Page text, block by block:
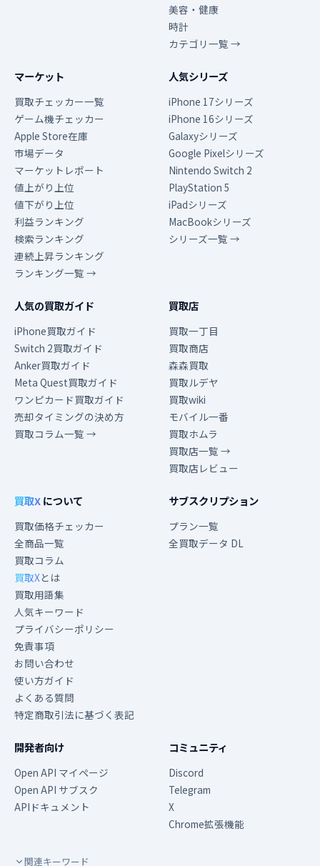
美容・健康
時計
カテゴリ一覧 →
マーケット
買取チェッカー一覧
ゲーム機チェッカー
Apple Store在庫
市場データ
マーケットレポート
値上がり上位
値下がり上位
利益ランキング
検索ランキング
連続上昇ランキング
ランキング一覧 →
人気シリーズ
iPhone 17シリーズ
iPhone 16シリーズ
Galaxyシリーズ
Google Pixelシリーズ
Nintendo Switch 2
PlayStation 5
iPadシリーズ
MacBookシリーズ
シリーズ一覧 →
人気の買取ガイド
iPhone買取ガイド
Switch 2買取ガイド
Anker買取ガイド
Meta Quest買取ガイド
ワンピカード買取ガイド
売却タイミングの決め方
買取コラム一覧 →
買取店
買取一丁目
買取商店
森森買取
買取ルデヤ
買取wiki
モバイル一番
買取ホムラ
買取店一覧 →
買取店レビュー
買取Xについて
買取価格チェッカー
全商品一覧
買取コラム
買取Xとは
買取用語集
人気キーワード
プライバシーポリシー
免責事項
お問い合わせ
使い方ガイド
よくある質問
特定商取引法に基づく表記
サブスクリプション
プラン一覧
全買取データ DL
開発者向け
Open API マイページ
Open API サブスク
APIドキュメント
コミュニティ
Discord
Telegram
X
Chrome拡張機能
関連キーワード